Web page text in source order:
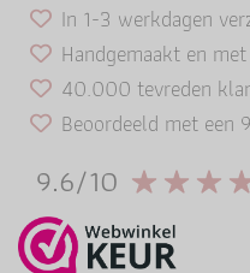
In 1-3 werkdagen
Handgemaakt en
40.000 tevreden
Beoordeeld met een
9.6/10